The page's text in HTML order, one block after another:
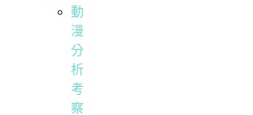
動
漫
分
析
考
察